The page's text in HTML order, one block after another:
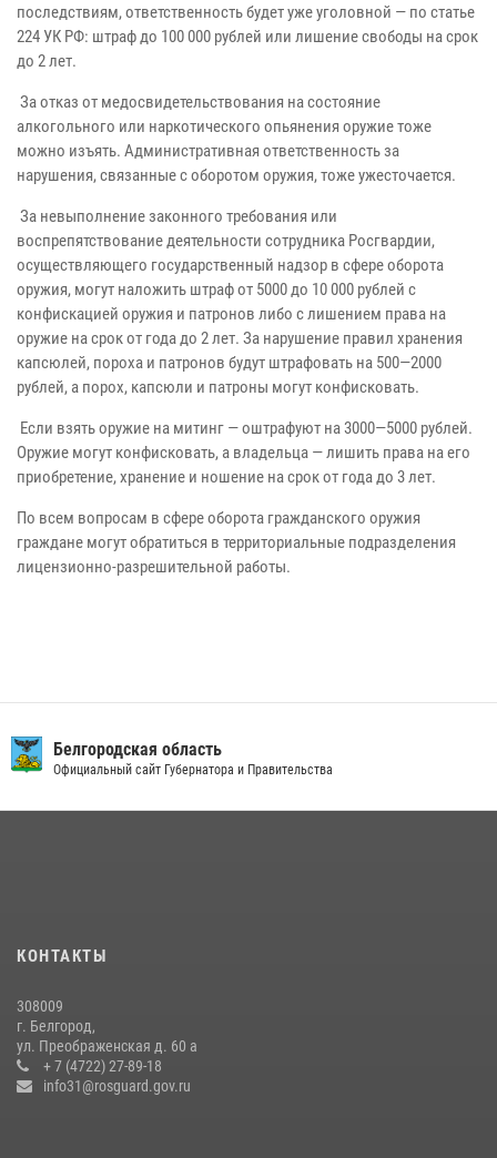
последствиям, ответственность будет уже уголовной — по статье
224 УК РФ: штраф до 100 000 рублей или лишение свободы на срок
до 2 лет.
За отказ от медосвидетельствования на состояние
алкогольного или наркотического опьянения оружие тоже
можно изъять. Административная ответственность за
нарушения, связанные с оборотом оружия, тоже ужесточается.
За невыполнение законного требования или
воспрепятствование деятельности сотрудника Росгвардии,
осуществляющего государственный надзор в сфере оборота
оружия, могут наложить штраф от 5000 до 10 000 рублей с
конфискацией оружия и патронов либо с лишением права на
оружие на срок от года до 2 лет. За нарушение правил хранения
капсюлей, пороха и патронов будут штрафовать на 500—2000
рублей, а порох, капсюли и патроны могут конфисковать.
Если взять оружие на митинг — оштрафуют на 3000—5000 рублей.
Оружие могут конфисковать, а владельца — лишить права на его
приобретение, хранение и ношение на срок от года до 3 лет.
По всем вопросам в сфере оборота гражданского оружия
граждане могут обратиться в территориальные подразделения
лицензионно-разрешительной работы.
Белгородская область
Официальный сайт Губернатора и Правительства
КОНТАКТЫ
308009
г. Белгород,
ул. Преображенская д. 60 а
+ 7 (4722) 27-89-18
info31@rosguard.gov.ru